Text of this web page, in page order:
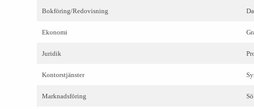
Bokföring/Redovisning
Ekonomi
Juridik
Kontorstjänster
Marknadsföring